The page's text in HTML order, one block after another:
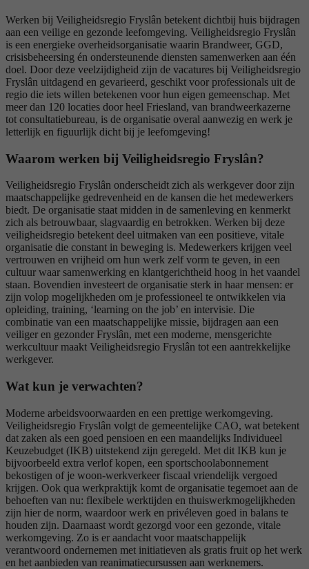
Werken bij Veiligheidsregio Fryslân betekent dichtbij huis bijdragen
aan een veilige en gezonde leefomgeving. Veiligheidsregio Fryslân
is een energieke overheidsorganisatie waarin Brandweer, GGD,
crisisbeheersing én ondersteunende diensten samenwerken aan één
doel. Door deze veelzijdigheid zijn de vacatures bij Veiligheidsregio
Fryslân uitdagend en gevarieerd, geschikt voor professionals uit de
regio die iets willen betekenen voor hun eigen gemeenschap. Met
meer dan 120 locaties door heel Friesland, van brandweerkazerne
tot consultatiebureau, is de organisatie overal aanwezig en werk je
letterlijk en figuurlijk dicht bij je leefomgeving!
Waarom werken bij Veiligheidsregio Fryslân?
Veiligheidsregio Fryslân onderscheidt zich als werkgever door zijn
maatschappelijke gedrevenheid en de kansen die het medewerkers
biedt. De organisatie staat midden in de samenleving en kenmerkt
zich als betrouwbaar, slagvaardig en betrokken. Werken bij deze
veiligheidsregio betekent deel uitmaken van een positieve, vitale
organisatie die constant in beweging is. Medewerkers krijgen veel
vertrouwen en vrijheid om hun werk zelf vorm te geven, in een
cultuur waar samenwerking en klantgerichtheid hoog in het vaandel
staan. Bovendien investeert de organisatie sterk in haar mensen: er
zijn volop mogelijkheden om je professioneel te ontwikkelen via
opleiding, training, ‘learning on the job’ en intervisie. Die
combinatie van een maatschappelijke missie, bijdragen aan een
veiliger en gezonder Fryslân, met een moderne, mensgerichte
werkcultuur maakt Veiligheidsregio Fryslân tot een aantrekkelijke
werkgever.
Wat kun je verwachten?
Moderne arbeidsvoorwaarden en een prettige werkomgeving.
Veiligheidsregio Fryslân volgt de gemeentelijke CAO, wat betekent
dat zaken als een goed pensioen en een maandelijks Individueel
Keuzebudget (IKB) uitstekend zijn geregeld. Met dit IKB kun je
bijvoorbeeld extra verlof kopen, een sportschoolabonnement
bekostigen of je woon-werkverkeer fiscaal vriendelijk vergoed
krijgen. Ook qua werkpraktijk komt de organisatie tegemoet aan de
behoeften van nu: flexibele werktijden en thuiswerkmogelijkheden
zijn hier de norm, waardoor werk en privéleven goed in balans te
houden zijn. Daarnaast wordt gezorgd voor een gezonde, vitale
werkomgeving. Zo is er aandacht voor maatschappelijk
verantwoord ondernemen met initiatieven als gratis fruit op het werk
en het aanbieden van reanimatiecursussen aan werknemers.